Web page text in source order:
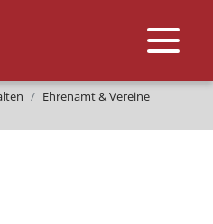
Ehrenamt & Vereine